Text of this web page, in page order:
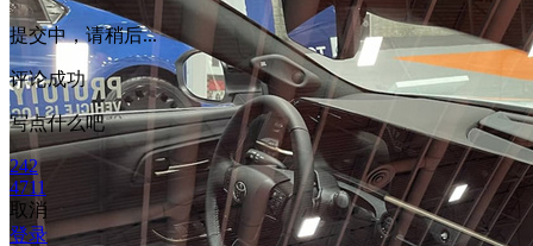
提交中，请稍后...
评论成功
写点什么吧
242
4711
取消
登录